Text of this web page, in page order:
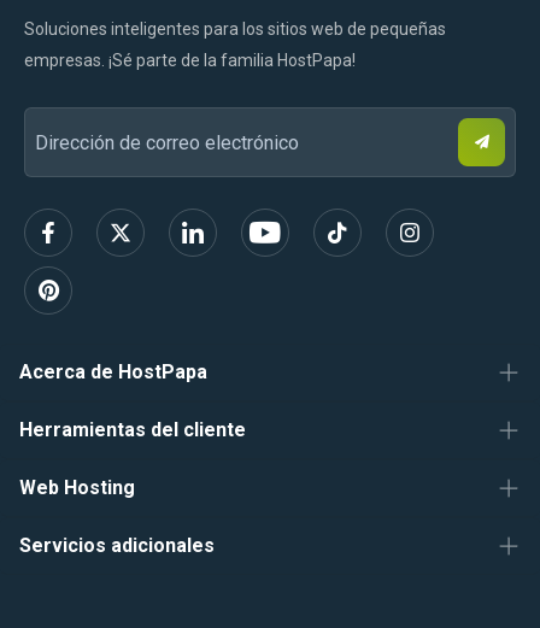
Soluciones inteligentes para los sitios web de pequeñas
empresas. ¡Sé parte de la familia HostPapa!
Dirección
de
correo
electrónico
u
s
r
Acerca de HostPapa
Herramientas del cliente
Web Hosting
Servicios adicionales